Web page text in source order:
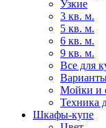
Узкие
3 кв. м.
5 кв. м.
6 кв. м.
9 кв. м.
Все для
Мойки и
Техника
Шкафы-купе